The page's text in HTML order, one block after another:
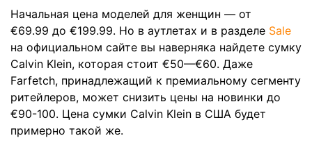
Начальная цена моделей для женщин — от
€69.99 до €199.99. Но в аутлетах и в разделе Sale
на официальном сайте вы наверняка найдете сумку
Calvin Klein, которая стоит €50—€60. Даже
Farfetch, принадлежащий к премиальному сегменту
ритейлеров, может снизить цены на новинки до
€90-100. Цена сумки Calvin Klein в США будет
примерно такой же.